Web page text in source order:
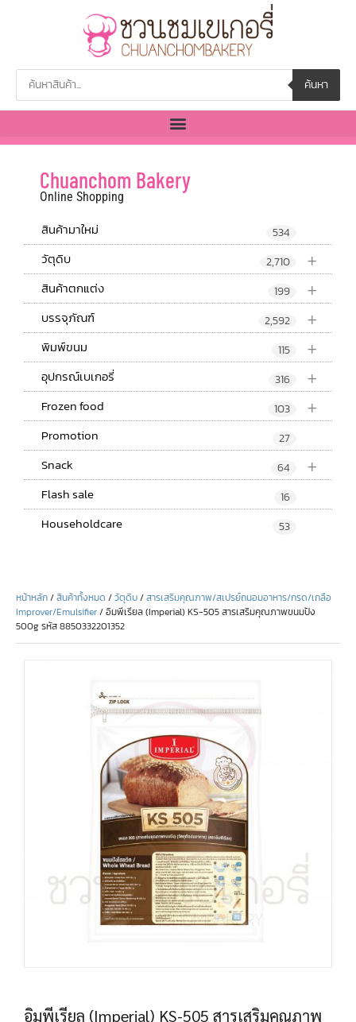
ค้นหา
Chuanchom Bakery
Online Shopping
สินค้ามาใหม่ 534
+
วัตุดิบ 2,710
+
สินค้าตกแต่ง 199
+
บรรจุภัณฑ์ 2,592
+
พิมพ์ขนม 115
+
อุปกรณ์เบเกอรี่ 316
+
Frozen food 103
Promotion 27
+
Snack 64
Flash sale 16
Householdcare 53
หน้าหลัก/สินค้าทั้งหมด /วัตุดิบ/สารเสริมคุณภาพ/สเปรย์ถนอมอาหาร/กรด/เกลือ
Improver/Emulsifier/ อิมพีเรียล (Imperial) KS-505 สารเสริมคุณภาพขนมปัง
500g รหัส 8850332201352
อิมพีเรียล (Imperial) KS-505 สารเสริมคุณภาพ